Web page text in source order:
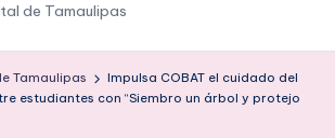
de Tamaulipas
Tamaulipas
Impulsa COBAT el cuidado del
estudiantes con “Siembro un árbol y protejo